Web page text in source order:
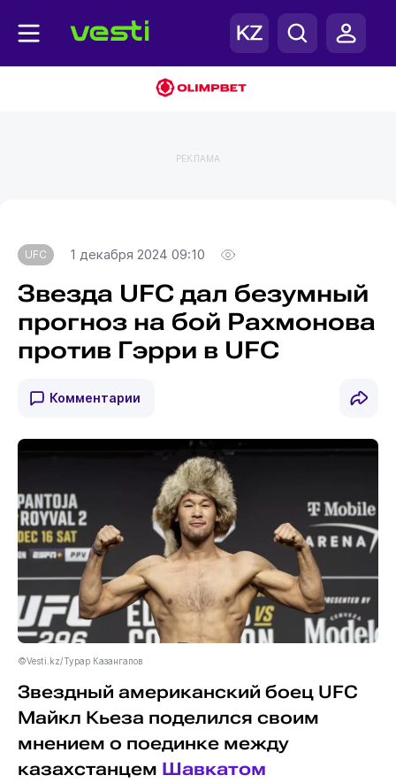
РЕКЛАМА
UFC 1 декабря 2024 09:10
Звезда UFC дал безумный
прогноз на бой Рахмонова
против Гэрри в UFC
Комментарии
©Vesti.kz/Турар Казангапов
Звездный американский боец UFC
Майкл Кьеза поделился своим
мнением о поединке между
казахстанцем Шавкатом